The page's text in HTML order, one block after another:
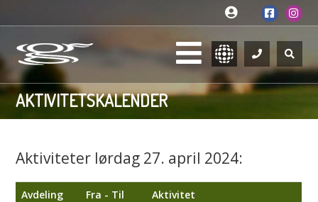
AKTIVITETSKALENDER
Aktiviteter lørdag 27. april 2024:
Avdeling Fra - Til
Aktivitet